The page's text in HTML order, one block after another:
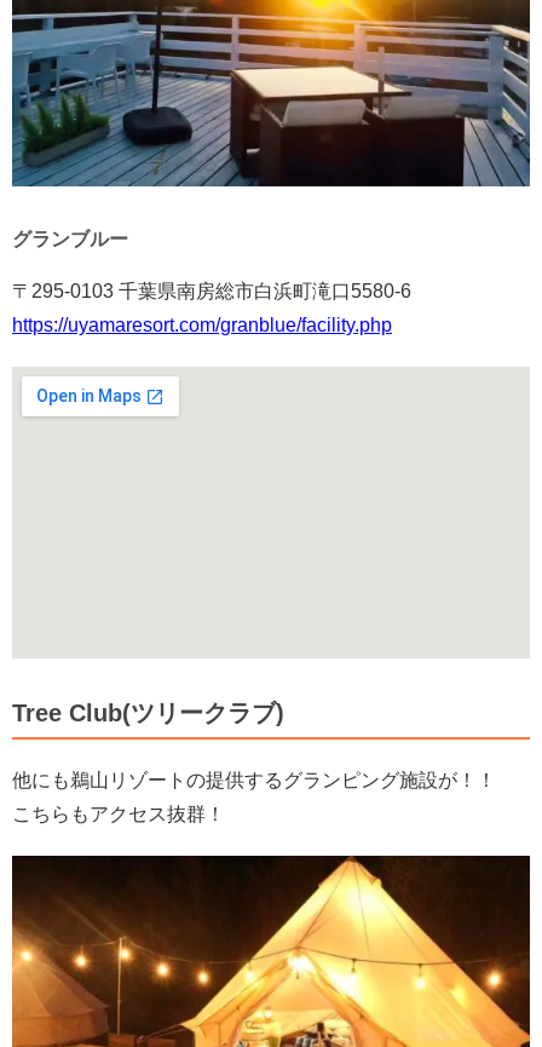
グランブルー
〒295-0103 千葉県南房総市白浜町滝口5580-6
https://uyamaresort.com/granblue/facility.php
Tree Club(ツリークラブ)
他にも鵜山リゾートの提供するグランピング施設が！！
こちらもアクセス抜群！